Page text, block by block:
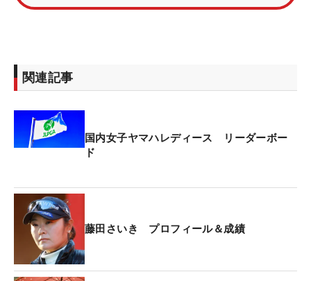
う男子プロの井上忠久がキャディを務めた。今年で
マネジメントは藤田も「勉強になった」とうなず
く。
井上は主に使用番手のアドバイスを送った。「強風
の時は、アゲンストのパットが残るところを狙う」
というセオリーにあてはめてクラブをチョイス。
上りもどこまでも転がってしまいます。そうすると
インパクトでゆるみにつながり、狙ったところに打
ち出せないし、転がりも悪くなる。アゲンストの風
なら下りでも止まるから、しっかり打てるんです」
と井上はその意図を説明する。
関連記事
国内女子ヤマハレディース リーダーボー
ド
藤田さいき プロフィール＆成績